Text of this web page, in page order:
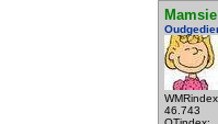
Mamsie
46.743